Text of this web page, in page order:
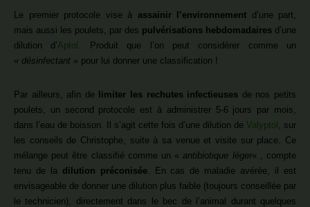
Le premier protocole vise à assainir l’environnement d’une part,
mais aussi les poulets, par des pulvérisations hebdomadaires d’une
dilution d’Aptol . Produit que l’on peut considérer comme un
« désinfectant » pour lui donner une classification !
Par ailleurs, afin de limiter les rechutes infectieuses de nos petits
poulets, un second protocole est à administrer 5-6 jours par mois,
dans l’eau de boisson. Il s’agit cette fois d’une dilution de Valyptol , sur
les conseils de Christophe, suite à sa venue et visite sur place. Ce
mélange peut être classifié comme un «antibiotique léger« , compte
tenu de la dilution préconisée. En cas de maladie avérée, il est
envisageable de donner une dilution plus faible (toujours conseillée par
le technicien), directement dans le bec de l’animal durant quelques